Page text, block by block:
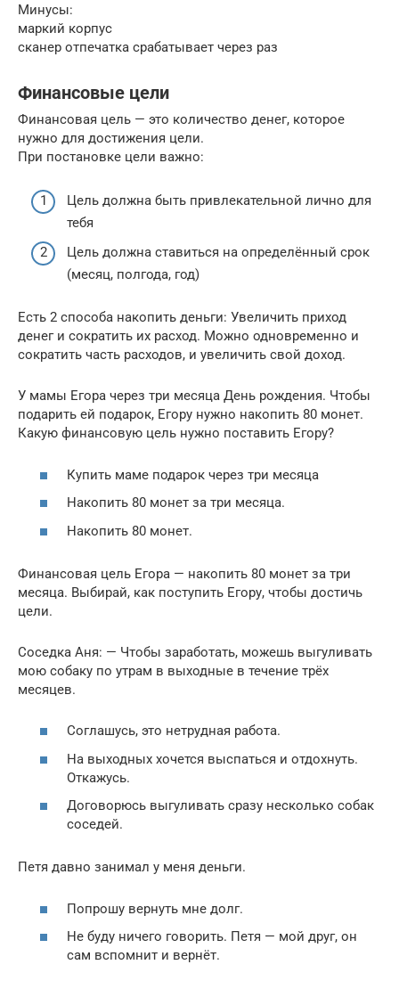
Минусы:
маркий корпус
сканер отпечатка срабатывает через раз
Финансовые цели
Финансовая цель — это количество денег, которое
нужно для достижения цели.
При постановке цели важно:
Цель должна быть привлекательной лично для
тебя
Цель должна ставиться на определённый срок
(месяц, полгода, год)
Есть 2 способа накопить деньги: Увеличить приход
денег и сократить их расход. Можно одновременно и
сократить часть расходов, и увеличить свой доход.
У мамы Егора через три месяца День рождения. Чтобы
подарить ей подарок, Егору нужно накопить 80 монет.
Какую финансовую цель нужно поставить Егору?
Купить маме подарок через три месяца
Накопить 80 монет за три месяца.
Накопить 80 монет.
Финансовая цель Егора — накопить 80 монет за три
месяца. Выбирай, как поступить Егору, чтобы достичь
цели.
Соседка Аня: — Чтобы заработать, можешь выгуливать
мою собаку по утрам в выходные в течение трёх
месяцев.
Соглашусь, это нетрудная работа.
На выходных хочется выспаться и отдохнуть.
Откажусь.
Договорюсь выгуливать сразу несколько собак
соседей.
Петя давно занимал у меня деньги.
Попрошу вернуть мне долг.
Не буду ничего говорить. Петя — мой друг, он
сам вспомнит и вернёт.